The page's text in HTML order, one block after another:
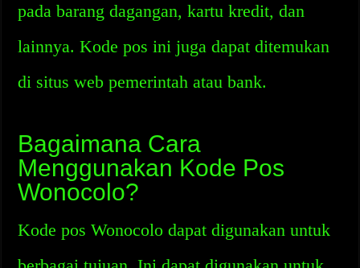
pada barang dagangan, kartu kredit, dan
lainnya. Kode pos ini juga dapat ditemukan
di situs web pemerintah atau bank.
Bagaimana Cara
Menggunakan Kode Pos
Wonocolo?
Kode pos Wonocolo dapat digunakan untuk